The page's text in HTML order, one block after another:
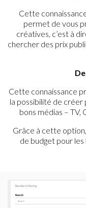
Cette
permet de vous
créatives, c’est à
chercher des prix
Cette connaissance
la possibilité de créer
bons médias – TV,
Grâce à cette
de budget pour les